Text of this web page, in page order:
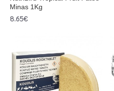
Minas 1Kg
8.65€